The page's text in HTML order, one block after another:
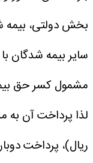
بخش دولتی، بیمه
سایر بیمه شدگان
مشمول کسر حق
ریال)، پرداخت